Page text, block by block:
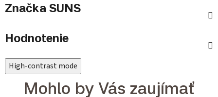
Značka SUNS
Hodnotenie
High-contrast mode
Mohlo by Vás zaujímať